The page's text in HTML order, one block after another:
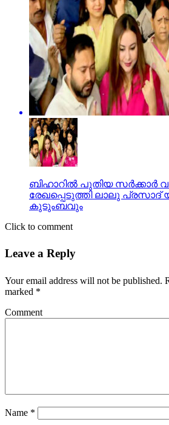
ബിഹാറില്‍ പുതിയ സര്‍ക്കാര്‍
രേഖപ്പെടുത്തി ലാലു പ്രസാദ്
കുടുംബവും
Click to comment
Leave a Reply
Your email address will not be published.
marked *
Comment
Name *